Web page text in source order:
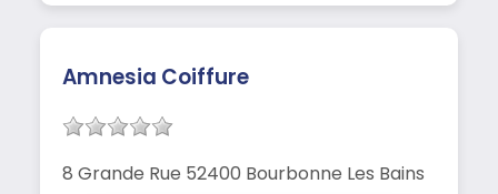
Amnesia Coiffure
8 Grande Rue 52400 Bourbonne Les Bains